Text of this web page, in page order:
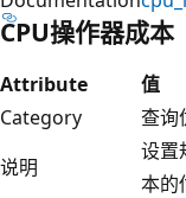
CPU操作器成本
Attribute
值
Category
查询
说明
设置
本的